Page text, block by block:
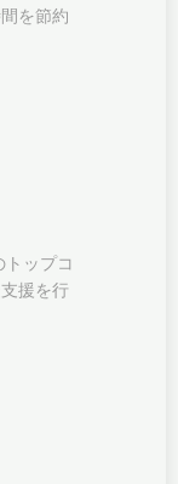
を節約
ップコ
援を行